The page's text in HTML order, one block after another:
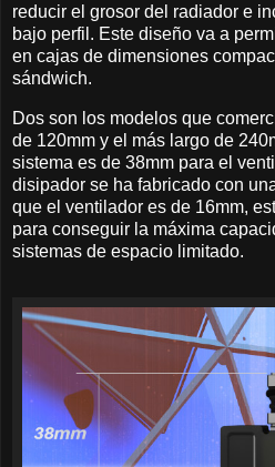
reducir el grosor del radiador e
bajo perfil. Este diseño va a
en cajas de dimensiones
sándwich.
Dos son los modelos que
de 120mm y el más largo de
sistema es de 38mm para el
disipador se ha fabricado con
que el ventilador es de 16mm,
para conseguir la máxima
sistemas de espacio limitado.